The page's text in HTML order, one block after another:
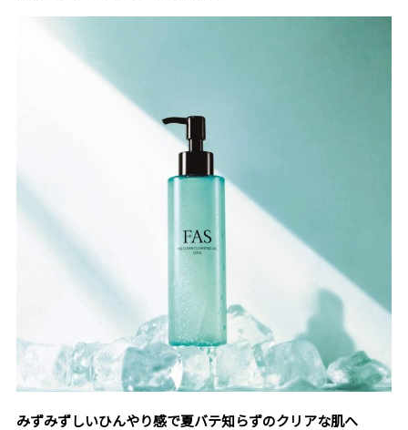
みずみずしいひんやり感で夏バテ知らずのクリアな肌へ